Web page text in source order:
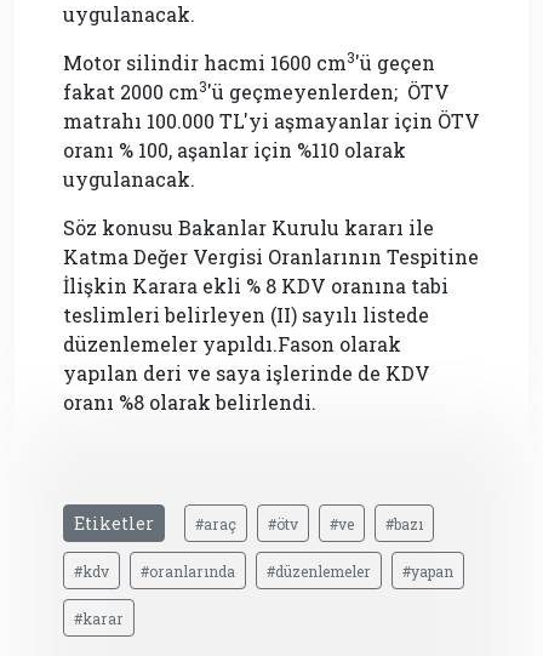
uygulanacak.
Motor silindir hacmi 1600 cm3'ü geçen
fakat 2000 cm3'ü geçmeyenlerden; ÖTV
matrahı 100.000 TL'yi aşmayanlar için ÖTV
oranı % 100, aşanlar için %110 olarak
uygulanacak.
Söz konusu Bakanlar Kurulu kararı ile
Katma Değer Vergisi Oranlarının Tespitine
İlişkin Karara ekli % 8 KDV oranına tabi
teslimleri belirleyen (II) sayılı listede
düzenlemeler yapıldı.Fason olarak
yapılan deri ve saya işlerinde de KDV
oranı %8 olarak belirlendi.
Etiketler #araç #ötv #ve #bazı
#kdv #oranlarında #düzenlemeler #yapan
#karar